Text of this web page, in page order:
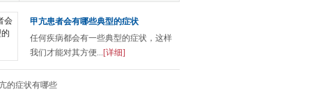
甲亢患者会有哪些典型的症状
任何疾病都会有一些典型的症状，这样
我们才能对其方便...[详细]
的症状有哪些